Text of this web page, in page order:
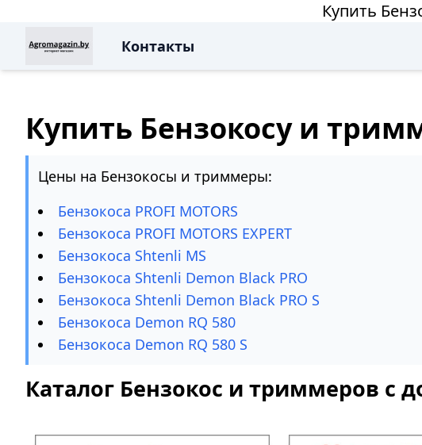
Купить
Контакты
Купить Бензокосу и
Цены на Бензокосы и триммеры:
Бензокоса PROFI MOTORS
Бензокоса PROFI MOTORS EXPERT
Бензокоса Shtenli MS
Бензокоса Shtenli Demon Black PRO
Бензокоса Shtenli Demon Black PRO S
Бензокоса Demon RQ 580
Бензокоса Demon RQ 580 S
Каталог Бензокос и триммеров с